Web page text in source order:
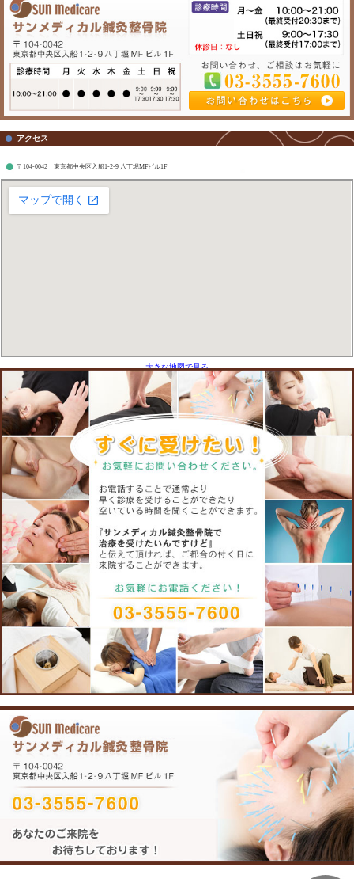
当院の治療
の研究で成果を上げている、
です。
１．症状の確認
患部の動きに対して痛いかを
す。曲げるときなど痛みの状
認致します。
２．筋肉の疲労と緊張をとる
腱鞘炎は患部の使いすぎで疲
よる筋肉の異常緊張と考えて
腱鞘炎の場合、その緊張を取
での回復が可能です。